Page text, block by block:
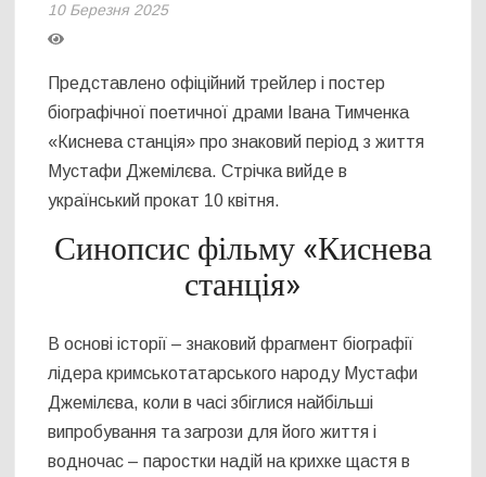
10 Березня 2025
Представлено офіційний трейлер і постер
біографічної поетичної драми Івана Тимченка
«Киснева станція» про знаковий період з життя
Мустафи Джемілєва. Стрічка вийде в
український прокат 10 квітня.
Синопсис фільму «Киснева
станція»
В основі історії – знаковий фрагмент біографії
лідера кримськотатарського народу Мустафи
Джемілєва, коли в часі збіглися найбільші
випробування та загрози для його життя і
водночас – паростки надій на крихке щастя в